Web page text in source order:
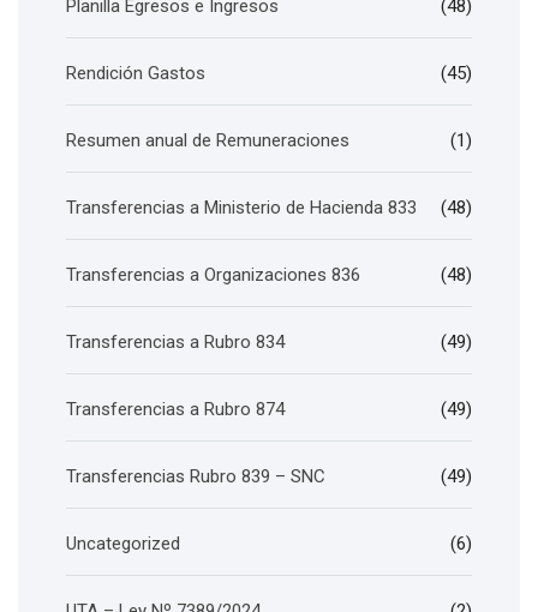
Planilla Egresos e Ingresos (48)
Rendición Gastos (45)
Resumen anual de Remuneraciones (1)
Transferencias a Ministerio de Hacienda 833 (48)
Transferencias a Organizaciones 836 (48)
Transferencias a Rubro 834 (49)
Transferencias a Rubro 874 (49)
Transferencias Rubro 839 – SNC (49)
Uncategorized (6)